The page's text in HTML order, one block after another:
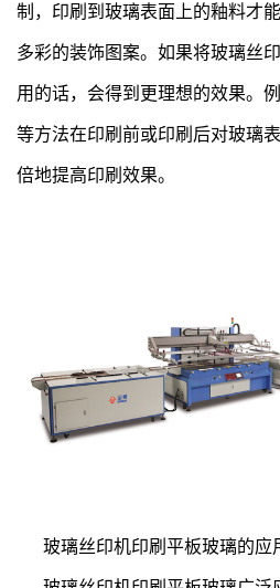
制，印刷到玻璃表面上的釉料才
多彩的装饰图案。如果将玻璃丝
用的话，会得到更理想的效果。
等方法在印刷前或印刷后对玻璃
倍地提高印刷效果。
玻璃丝印机印刷平板玻璃的应